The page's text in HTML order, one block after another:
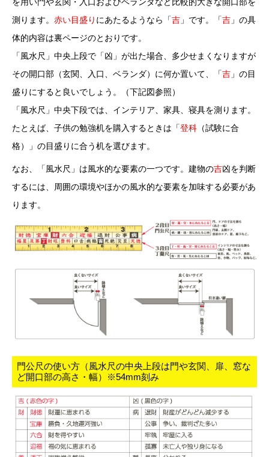
を用い門や玄関・入口およびベランダなど比較的大きな開口部を
測ります。 赤い目盛り にあたるようなら「吉 」です。「吉 」の具
体的内容は裏ページのとおりです。
「風水尺」中央上段で「凶」が出た場合、多少せまくなりますが
その開口部（玄関、入口、ベランダ）に何か置いて、「吉 」の目
盛りにすると良いでしょう。（下記図参照）
「風水尺」中央下段では、インテリア、家具、寝具を測ります。
たとえば、子供の勉強机を購入するときは「登科 （試験に合
格）」の目盛りに合う机を選びます。
なお、「風水尺」は風水的な要素の一つです。建物の吉凶を判断
するには、周囲の環境やほかの風水的な要素を加味する必要があ
ります。
門公尺の使い方（風水尺の中央上段は門や玄関、扉、窓な
ど開口部の高さ・幅）※54mm刻み